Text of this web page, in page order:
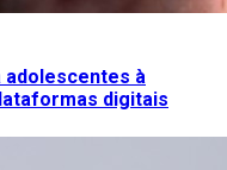
adolescentes à
digitais